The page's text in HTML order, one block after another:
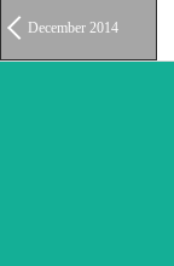
December 2014